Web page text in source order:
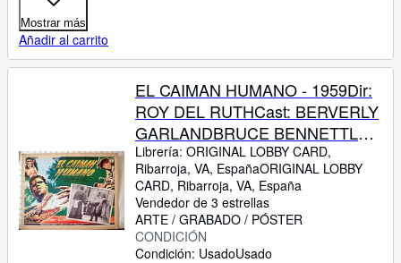
Mostrar más
Añadir al carrito
EL CAIMAN HUMANO - 1959Dir:
ROY DEL RUTHCast: BERVERLY
GARLANDBRUCE BENNETTLON
CHANEYGEORGE
MACREADYMEXICOL.C.- 31 x
41-Cms.-13 x 16 IN.PLEASE
CHECK THE PICTURE FOR
CONDITION
Librería: ORIGINAL LOBBY CARD,
Ribarroja, VA, EspañaORIGINAL LOBBY
CARD, Ribarroja, VA, España
Vendedor de 3 estrellas
ARTE / GRABADO / PÓSTER
CONDICIÓN
Condición: UsadoUsado